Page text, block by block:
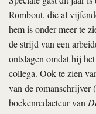
Rombout, die al
hem is onder meer te
de strijd van een
ontslagen omdat hij
collega. Ook te zien
van de romanschrijver (
boekenredacteur van